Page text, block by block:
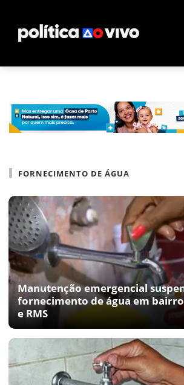
FORNECIMENTO DE ÁGUA
Manutenção emergencial
fornecimento de água em
e RMS